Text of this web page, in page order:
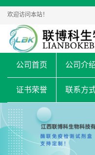
欢迎访问本站！
公司首页 公司介
证书荣誉 联系方